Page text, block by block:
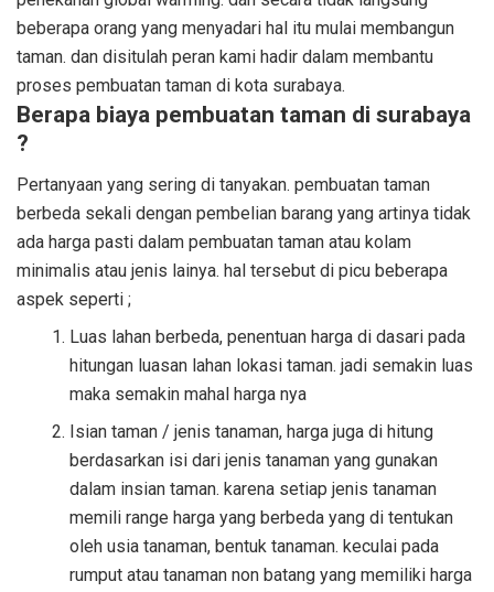
beberapa orang yang menyadari hal itu mulai membangun
taman. dan disitulah peran kami hadir dalam membantu
proses pembuatan taman di kota surabaya.
Berapa biaya pembuatan taman di surabaya
?
Pertanyaan yang sering di tanyakan. pembuatan taman
berbeda sekali dengan pembelian barang yang artinya tidak
ada harga pasti dalam pembuatan taman atau kolam
minimalis atau jenis lainya. hal tersebut di picu beberapa
aspek seperti ;
Luas lahan berbeda, penentuan harga di dasari pada
hitungan luasan lahan lokasi taman. jadi semakin luas
maka semakin mahal harga nya
Isian taman / jenis tanaman, harga juga di hitung
berdasarkan isi dari jenis tanaman yang gunakan
dalam insian taman. karena setiap jenis tanaman
memili range harga yang berbeda yang di tentukan
oleh usia tanaman, bentuk tanaman. keculai pada
rumput atau tanaman non batang yang memiliki harga